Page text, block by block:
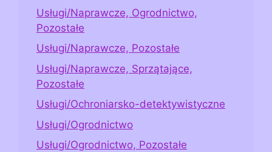
Usługi/Naprawcze, Ogrodnictwo,
Pozostałe
Usługi/Naprawcze, Pozostałe
Usługi/Naprawcze, Sprzątające,
Pozostałe
Usługi/Ochroniarsko-detektywistyczne
Usługi/Ogrodnictwo
Usługi/Ogrodnictwo, Pozostałe